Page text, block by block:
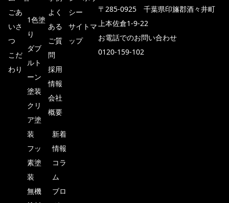
ごあ
いさ
つ
こだ
わり
1色塗
り
ダブ
ルト
ーン
塗装
クリ
ア塗
装
フッ
素塗
装
無機
よく
ある
ご質
問
採用
情報
会社
概要
新着
情報
コラ
ム
ブロ
シー
サイトマ
ップ
〒285-0925 千葉県印旛郡酒々井町
上本佐倉1-9-22
お電話でのお問い合わせ
0120-159-102